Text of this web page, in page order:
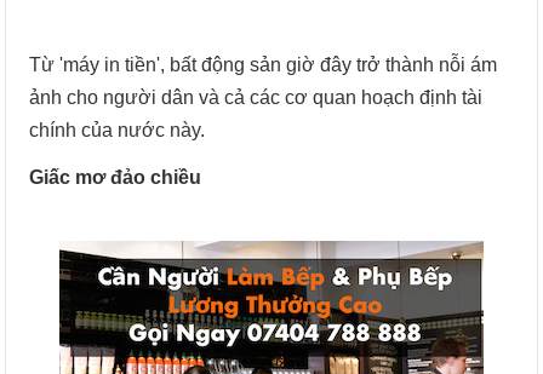
Từ 'máy in tiền', bất động sản giờ đây trở thành nỗi ám
ảnh cho người dân và cả các cơ quan hoạch định tài
chính của nước này.
Giấc mơ đảo chiều